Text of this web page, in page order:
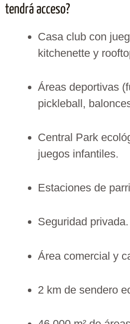
tendrá acceso?
Casa club con
kitchenette y
Áreas deportivas
pickleball,
Central Park
juegos infantiles.
Estaciones de
Seguridad privada.
Área comercial y
2 km de sendero